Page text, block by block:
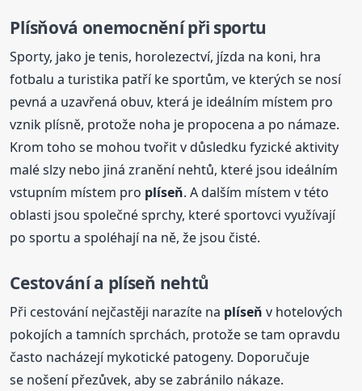
Plísňová onemocnění při sportu
Sporty, jako je tenis, horolezectví, jízda na koni, hra
fotbalu a turistika patří ke sportům, ve kterých se nosí
pevná a uzavřená obuv, která je ideálním místem pro
vznik plísně, protože noha je propocena a po námaze.
Krom toho se mohou tvořit v důsledku fyzické aktivity
malé slzy nebo jiná zranění nehtů, které jsou ideálním
vstupním místem pro plíseň. A dalším místem v této
oblasti jsou společné sprchy, které sportovci využívají
po sportu a spoléhají na ně, že jsou čisté.
Cestování a plíseň nehtů
Při cestování nejčastěji narazíte na plíseň v hotelových
pokojích a tamních sprchách, protože se tam opravdu
často nacházejí mykotické patogeny. Doporučuje
se nošení přezůvek, aby se zabránilo nákaze.